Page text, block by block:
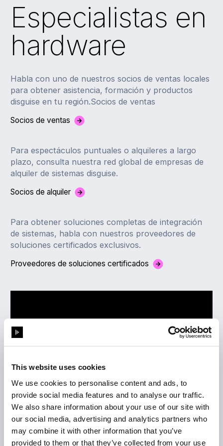
This website uses cookies
We use cookies to personalise content and ads, to
provide social media features and to analyse our traffic.
We also share information about your use of our site with
our social media, advertising and analytics partners who
may combine it with other information that you’ve
provided to them or that they’ve collected from your use
Especialistas en
hardware
Habla con uno de nuestros socios de ventas locales
para obtener asistencia, formación y productos
disguise en tu región.Socios de ventas
Socios de ventas
Para espectáculos puntuales o alquileres a largo
plazo, consulta nuestra red global de empresas de
alquiler de sistemas disguise.
Socios de alquiler
Para obtener soluciones completas de integración
de sistemas, habla con nuestros proveedores de
soluciones certificados exclusivos.
Proveedores de soluciones certificados